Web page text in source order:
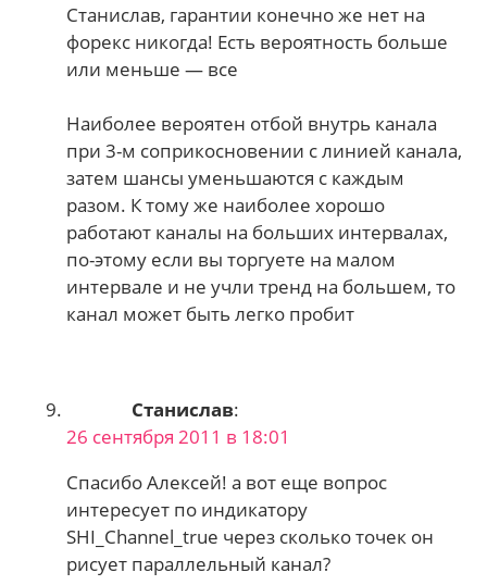
Станислав, гарантии конечно же нет на
форекс никогда! Есть вероятность больше
или меньше — все
Наиболее вероятен отбой внутрь канала
при 3-м соприкосновении с линией канала,
затем шансы уменьшаются с каждым
разом. К тому же наиболее хорошо
работают каналы на больших интервалах,
по-этому если вы торгуете на малом
интервале и не учли тренд на большем, то
канал может быть легко пробит
Станислав:
26 сентября 2011 в 18:01
Спасибо Алексей! а вот еще вопрос
интересует по индикатору
SHI_Channel_true через сколько точек он
рисует параллельный канал?